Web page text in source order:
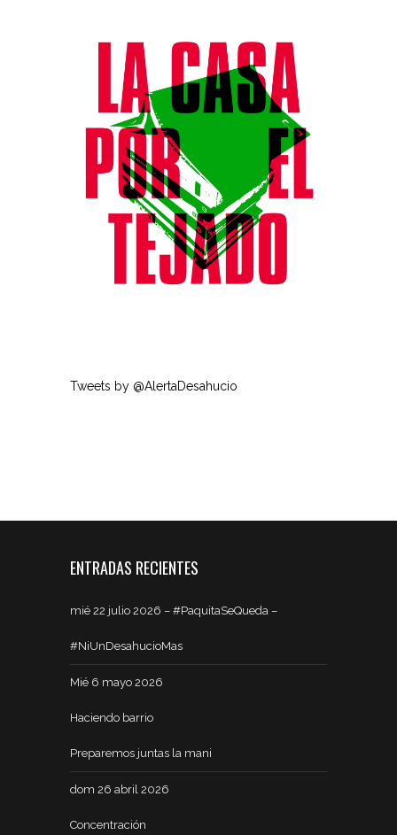
Tweets by @AlertaDesahucio
ENTRADAS RECIENTES
mié 22 julio 2026 – #PaquitaSeQueda –
#NiUnDesahucioMas
Mié 6 mayo 2026
Haciendo barrio
Preparemos juntas la mani
dom 26 abril 2026
Concentración